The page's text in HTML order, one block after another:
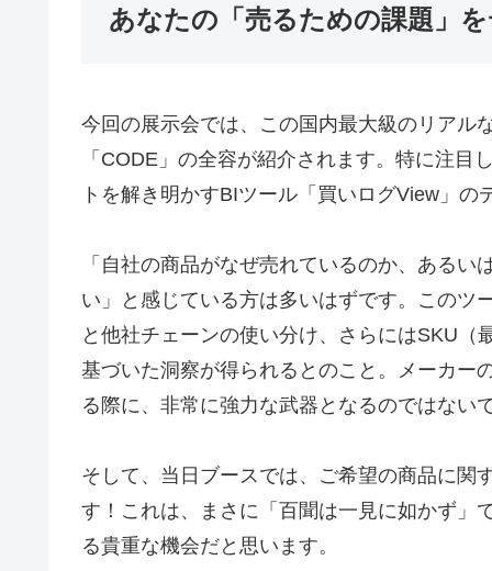
あなたの「売るための課題」
今回の展示会では、この国内最大級のリアル
「CODE」の全容が紹介されます。特に注
トを解き明かすBIツール「買いログView」の
「自社の商品がなぜ売れているのか、ある
い」と感じている方は多いはずです。このツ
と他社チェーンの使い分け、さらにはSKU
基づいた洞察が得られるとのこと。メーカー
る際に、非常に強力な武器となるのではない
そして、当日ブースでは、ご希望の商品に関
す！これは、まさに「百聞は一見に如かず」
る貴重な機会だと思います。